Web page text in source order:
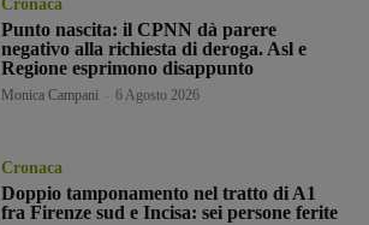
Cronaca
Punto nascita: il CPNN dà parere
negativo alla richiesta di deroga. Asl e
Regione esprimono disappunto
Monica Campani 6 Agosto 2026
Cronaca
Doppio tamponamento nel tratto di A1
fra Firenze sud e Incisa: sei persone ferite